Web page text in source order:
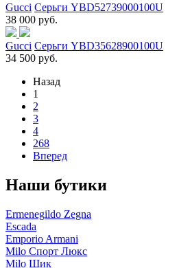
Gucci Серьги YBD52739000100U
38 000 руб.
Gucci Серьги YBD35628900100U
34 500 руб.
Назад
1
2
3
4
268
Вперед
Наши бутики
Ermenegildo Zegna
Escada
Emporio Armani
Milo Спорт Люкс
Milo Шик